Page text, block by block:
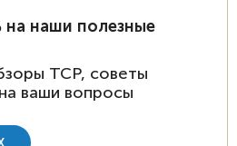
на наши полезные
ТСР, советы
ваши вопросы